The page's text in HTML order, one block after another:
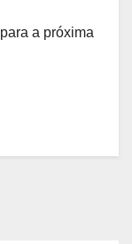
a próxima